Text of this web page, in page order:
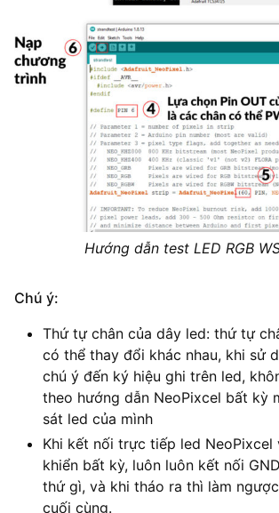
Hướng dẫn test LED RGB
Chú ý:
Thứ tự chân của dây led: thứ tự
có thể thay đổi khác nhau, khi sử
chú ý đến ký hiệu ghi trên led,
theo hướng dẫn NeoPixcel bất kỳ
sát led của mình
Khi kết nối trực tiếp led NeoPixcel
khiển bất kỳ, luôn luôn kết nối
thứ gì, và khi tháo ra thì làm
cuối cùng.